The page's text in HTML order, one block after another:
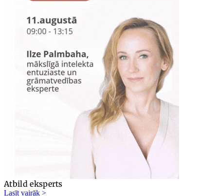
Atbild eksperts
Lasīt vairāk >